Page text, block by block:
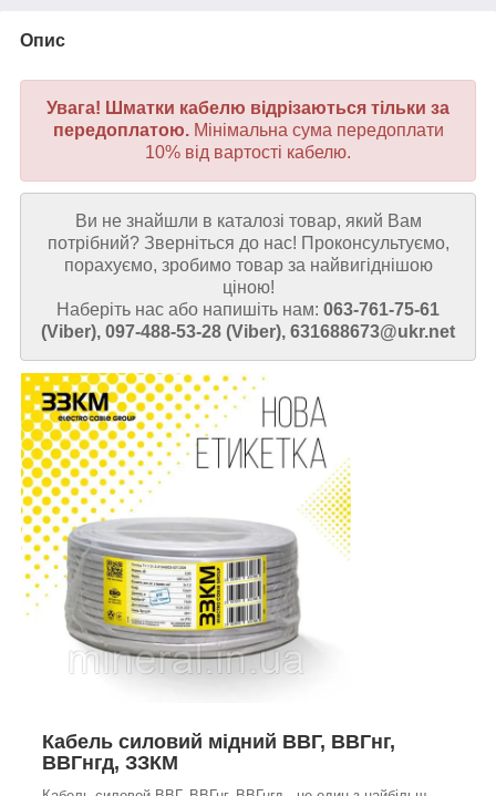
Опис
Увага! Шматки кабелю відрізаються тільки за
передоплатою. Мінімальна сума передоплати
10% від вартості кабелю.
Ви не знайшли в каталозі товар, який Вам
потрібний? Зверніться до нас! Проконсультуємо,
порахуємо, зробимо товар за найвигіднішою
ціною!
Наберіть нас або напишіть нам: 063-761-75-61
(Viber), 097-488-53-28 (Viber), 631688673@ukr.net
Кабель силовий мідний ВВГ, ВВГнг,
ВВГнгд, ЗЗКМ